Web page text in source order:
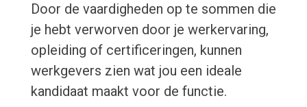
Door de vaardigheden op te sommen die
je hebt verworven door je werkervaring,
opleiding of certificeringen, kunnen
werkgevers zien wat jou een ideale
kandidaat maakt voor de functie.